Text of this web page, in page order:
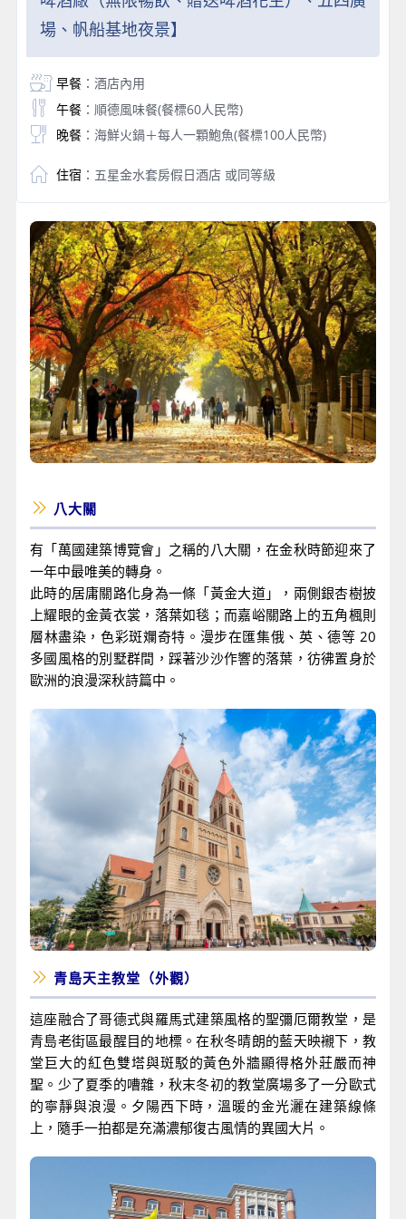
場、帆船基地夜景】
早餐：酒店內用
午餐：順德風味餐(餐標60人民幣)
晚餐：海鮮火鍋＋每人一顆鮑魚(餐標100人民幣)
住宿 ：五星金水套房假日酒店 或同等級
八大關
有「萬國建築博覽會」之稱的八大關，在金秋時節迎來了
一年中最唯美的轉身。
此時的居庸關路化身為一條「黃金大道」，兩側銀杏樹披
上耀眼的金黃衣裳，落葉如毯；而嘉峪關路上的五角楓則
層林盡染，色彩斑斕奇特。漫步在匯集俄、英、德等 20
多國風格的別墅群間，踩著沙沙作響的落葉，彷彿置身於
歐洲的浪漫深秋詩篇中。
青島天主教堂（外觀）
這座融合了哥德式與羅馬式建築風格的聖彌厄爾教堂，是
青島老街區最醒目的地標。在秋冬晴朗的藍天映襯下，教
堂巨大的紅色雙塔與斑駁的黃色外牆顯得格外莊嚴而神
聖。少了夏季的嘈雜，秋末冬初的教堂廣場多了一分歐式
的寧靜與浪漫。夕陽西下時，溫暖的金光灑在建築線條
上，隨手一拍都是充滿濃郁復古風情的異國大片。